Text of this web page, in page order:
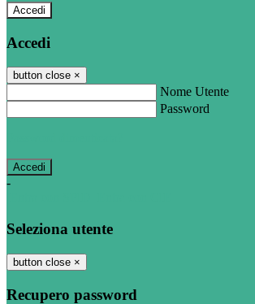
Accedi
Accedi
button close ×
Nome Utente
Password
-
Seleziona utente
button close ×
Recupero password